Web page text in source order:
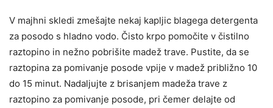
V majhni skledi zmešajte nekaj kapljic blagega detergenta
za posodo s hladno vodo. Čisto krpo pomočite v čistilno
raztopino in nežno pobrišite madež trave. Pustite, da se
raztopina za pomivanje posode vpije v madež približno 10
do 15 minut. Nadaljujte z brisanjem madeža trave z
raztopino za pomivanje posode, pri čemer delajte od